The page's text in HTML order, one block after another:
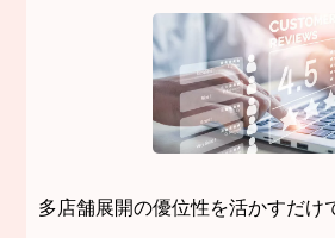
多店舗展開の優位性を活かすだけ